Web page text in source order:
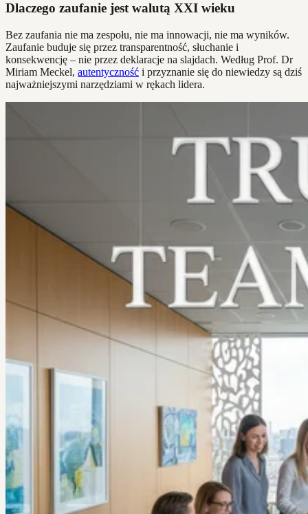
Dlaczego zaufanie jest walutą XXI wieku
Bez zaufania nie ma zespołu, nie ma innowacji, nie ma wyników.
Zaufanie buduje się przez transparentność, słuchanie i
konsekwencję – nie przez deklaracje na slajdach. Według Prof. Dr
Miriam Meckel, autentyczność i przyznanie się do niewiedzy są dziś
najważniejszymi narzędziami w rękach lidera.